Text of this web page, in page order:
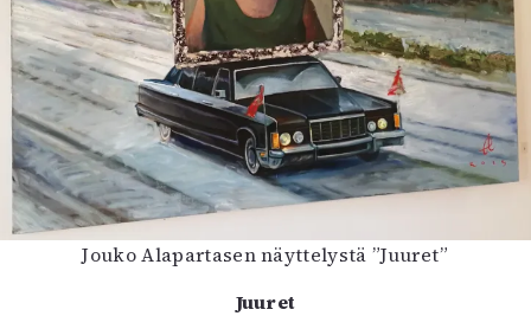
Jouko Alapartasen näyttelystä ”Juuret”
Juuret